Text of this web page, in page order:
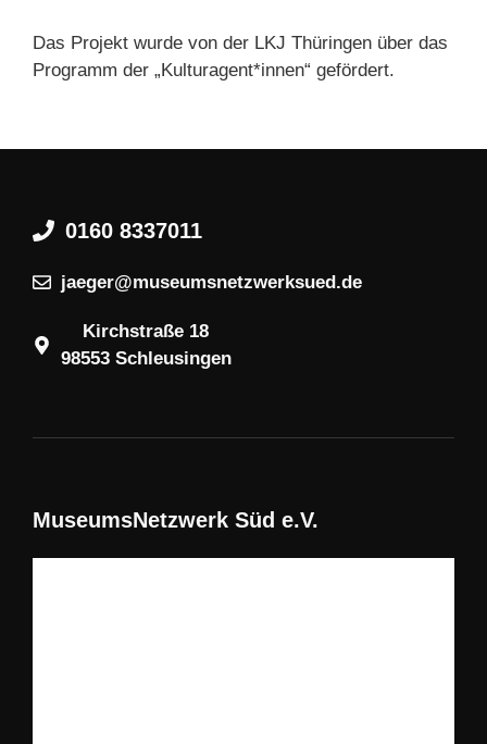
Das Projekt wurde von der LKJ Thüringen über das
Programm der „Kulturagent*innen“ gefördert.
0160 8337011
jaeger@museumsnetzwerksued.de
Kirchstraße 18
98553 Schleusingen
MuseumsNetzwerk Süd e.V.